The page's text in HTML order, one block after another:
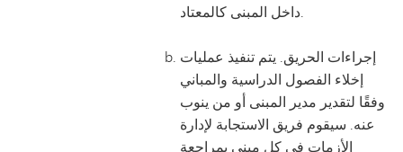
داخل المبنى كالمعتاد.
إجراءات الحريق. يتم تنفيذ عمليات
إخلاء الفصول الدراسية والمباني
وفقًا لتقدير مدير المبنى أو من ينوب
عنه. سيقوم فريق الاستجابة لإدارة
الأزمات في كل مبنى بمراجعة